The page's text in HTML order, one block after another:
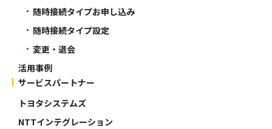
随時接続タイプお申し込み
随時接続タイプ設定
変更・退会
活用事例
サービスパートナー
トヨタシステムズ
NTTインテグレーション